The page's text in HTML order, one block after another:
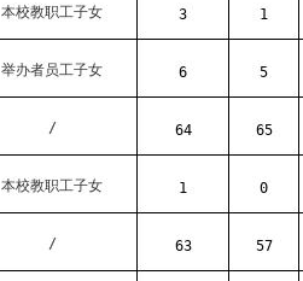
本校教职工子女 3 1
举办者员工子女 6 5
/ 64 65
本校教职工子女 1 0
/ 63 57